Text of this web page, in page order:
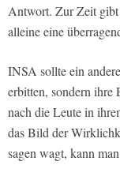
Antwort. Zur Zeit
alleine eine
INSA sollte ein
erbitten, sondern ihre
nach die Leute in
das Bild der
sagen wagt, kann